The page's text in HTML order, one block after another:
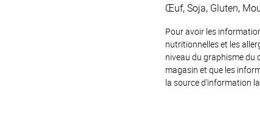
Œuf, Soja, Gluten,
Pour avoir les
nutritionnelles et les
niveau du graphisme du
magasin et que les
la source d'information